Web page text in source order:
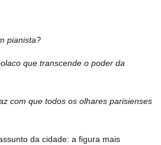
pianista?
que transcende o poder da
com que todos os olhares parisienses
da cidade: a figura mais